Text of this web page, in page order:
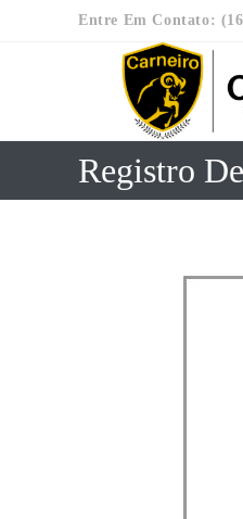
Entre Em Contato:
Registro